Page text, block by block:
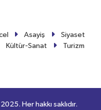
Asayiş
Siyaset
Kültür-Sanat
Turizm
Her hakkı saklıdır.